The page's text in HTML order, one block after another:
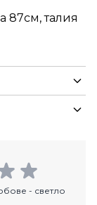
87см, талия
- светло